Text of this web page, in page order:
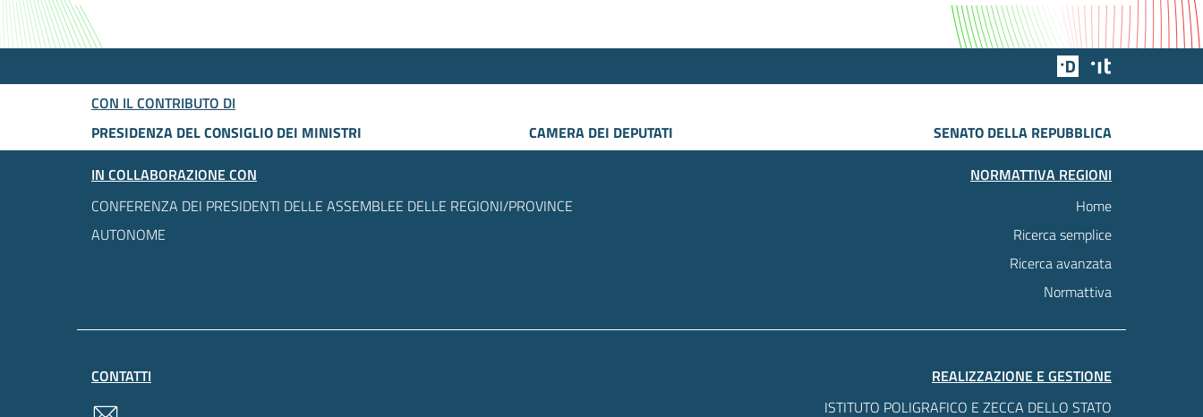
Team Digitale
CON IL CONTRIBUTO DI
PRESIDENZA DEL CONSIGLIO DEI MINISTRI
CAMERA DEI DEPUTATI
SENATO DELLA REPUBBLICA
IN COLLABORAZIONE CON
CONFERENZA DEI PRESIDENTI DELLE ASSEMBLEE DELLE REGIONI/PROVINCE
AUTONOME
NORMATTIVA REGIONI
Home
Ricerca semplice
Ricerca avanzata
Normattiva
CONTATTI
REALIZZAZIONE E GESTIONE
ISTITUTO POLIGRAFICO E ZECCA DELLO STATO